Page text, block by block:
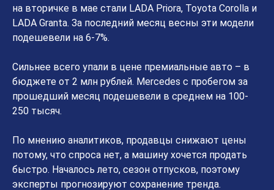
на вторичке в мае стали LADA Priora, Toyota Corolla и
LADA Granta. За последний месяц весны эти модели
подешевели на 6-7%.
Сильнее всего упали в цене премиальные авто – в
бюджете от 2 млн рублей. Mercedes с пробегом за
прошедший месяц подешевели в среднем на 100-
250 тысяч.
По мнению аналитиков, продавцы снижают цены
потому, что спроса нет, а машину хочется продать
быстро. Началось лето, сезон отпусков, поэтому
эксперты прогнозируют сохранение тренда.